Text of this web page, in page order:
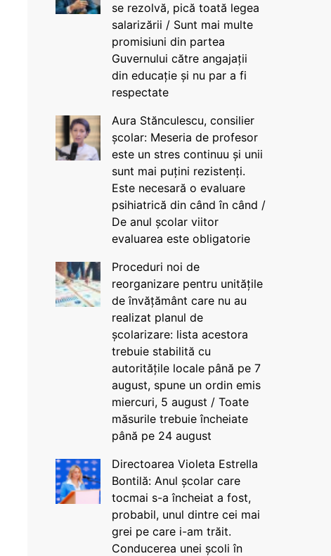
se rezolvă, pică toată legea
salarizării / Sunt mai multe
promisiuni din partea
Guvernului către angajații
din educație și nu par a fi
respectate
Aura Stănculescu, consilier
școlar: Meseria de profesor
este un stres continuu și unii
sunt mai puțini rezistenți.
Este necesară o evaluare
psihiatrică din când în când /
De anul școlar viitor
evaluarea este obligatorie
Proceduri noi de
reorganizare pentru unitățile
de învățământ care nu au
realizat planul de
școlarizare: lista acestora
trebuie stabilită cu
autoritățile locale până pe 7
august, spune un ordin emis
miercuri, 5 august / Toate
măsurile trebuie încheiate
până pe 24 august
Directoarea Violeta Estrella
Bontilă: Anul școlar care
tocmai s-a încheiat a fost,
probabil, unul dintre cei mai
grei pe care i-am trăit.
Conducerea unei școli în